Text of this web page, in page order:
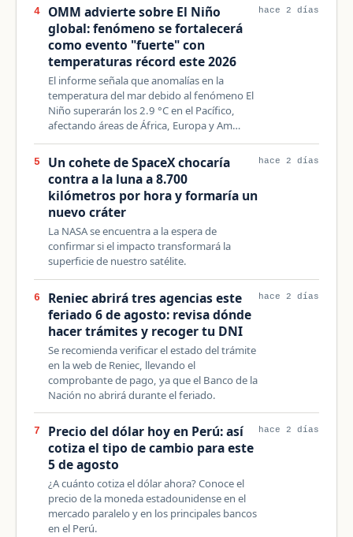
4
OMM advierte sobre El Niño
global: fenómeno se fortalecerá
como evento "fuerte" con
temperaturas récord este 2026
El informe señala que anomalías en la
temperatura del mar debido al fenómeno El
Niño superarán los 2.9 °C en el Pacífico,
afectando áreas de África, Europa y Am…
hace 2 días
5
Un cohete de SpaceX chocaría
contra a la luna a 8.700
kilómetros por hora y formaría un
nuevo cráter
La NASA se encuentra a la espera de
confirmar si el impacto transformará la
superficie de nuestro satélite.
hace 2 días
6
Reniec abrirá tres agencias este
feriado 6 de agosto: revisa dónde
hacer trámites y recoger tu DNI
Se recomienda verificar el estado del trámite
en la web de Reniec, llevando el
comprobante de pago, ya que el Banco de la
Nación no abrirá durante el feriado.
hace 2 días
7
Precio del dólar hoy en Perú: así
cotiza el tipo de cambio para este
5 de agosto
¿A cuánto cotiza el dólar ahora? Conoce el
precio de la moneda estadounidense en el
mercado paralelo y en los principales bancos
en el Perú.
hace 2 días